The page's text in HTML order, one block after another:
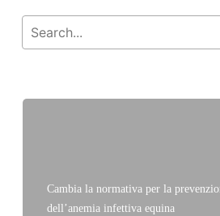
Cambia la normativa per la
dell’anemia infettiva equina